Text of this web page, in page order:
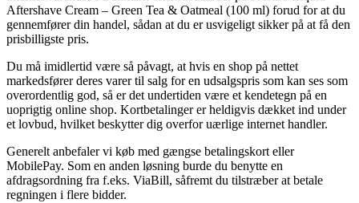
Aftershave Cream – Green Tea & Oatmeal (100 ml) forud for at du
gennemfører din handel, sådan at du er usvigeligt sikker på at få den
prisbilligste pris.
Du må imidlertid være så påvagt, at hvis en shop på nettet
markedsfører deres varer til salg for en udsalgspris som kan ses som
overordentlig god, så er det undertiden være et kendetegn på en
uoprigtig online shop. Kortbetalinger er heldigvis dækket ind under
et lovbud, hvilket beskytter dig overfor uærlige internet handler.
Generelt anbefaler vi køb med gængse betalingskort eller
MobilePay. Som en anden løsning burde du benytte en
afdragsordning fra f.eks. ViaBill, såfremt du tilstræber at betale
regningen i flere bidder.